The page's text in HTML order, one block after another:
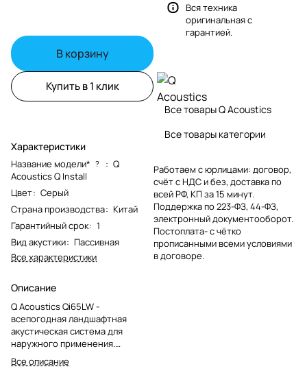
В корзину
Купить в 1 клик
Характеристики
Название модели* ? : Q
Acoustics Q Install
Цвет: Серый
Страна производства: Китай
Гарантийный срок: 1
Вид акустики: Пассивная
Все характеристики
Описание
Q Acoustics Qi65LW -
всепогодная ландшафтная
акустическая система для
наружного применения.
Оснащена полипропиленовыми
низкочастотными динамиком
Все описание
Вся техника
оригинальная с
гарантией.
Все товары Q Acoustics
Все товары категории
Работаем с юрлицами: договор,
счёт с НДС и без, доставка по
всей РФ, КП за 15 минут.
Поддержка по 223-ФЗ, 44-ФЗ,
электронный документооборот.
Постоплата- с чётко
прописанными всеми условиями
в договоре.